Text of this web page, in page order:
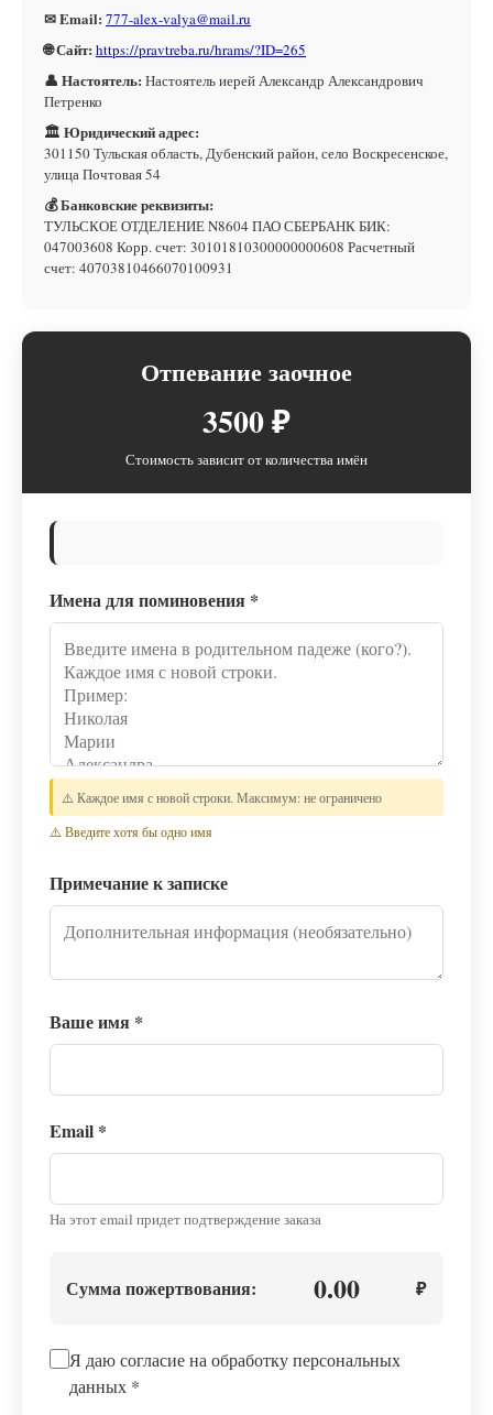
✉ Email: 777-alex-valya@mail.ru
🌐 Сайт: https://pravtreba.ru/hrams/?ID=265
👤 Настоятель: Настоятель иерей Александр Александрович
Петренко
🏛 Юридический адрес:
301150 Тульская область, Дубенский район, село Воскресенское,
улица Почтовая 54
💰 Банковские реквизиты:
ТУЛЬСКОЕ ОТДЕЛЕНИЕ N8604 ПАО СБЕРБАНК БИК:
047003608 Корр. счет: 30101810300000000608 Расчетный
счет: 40703810466070100931
Отпевание заочное
3500 ₽
Стоимость зависит от количества имён
Имена для поминовения *
⚠️ Каждое имя с новой строки. Максимум: не ограничено
⚠️ Введите хотя бы одно имя
Примечание к записке
Ваше имя *
Email *
На этот email придет подтверждение заказа
Сумма пожертвования: 0.00 ₽
Я даю согласие на обработку персональных
данных *